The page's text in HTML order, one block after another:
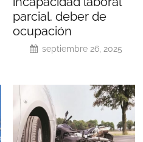
parcial. deber de
ocupación
septiembre 26, 2025